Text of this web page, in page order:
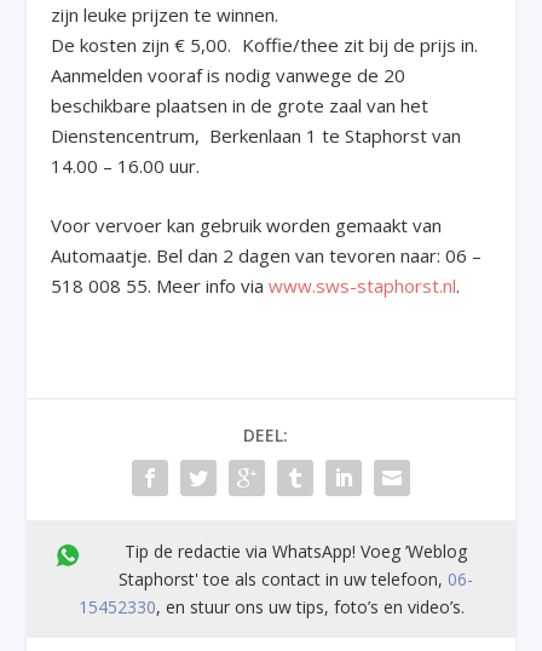
zijn leuke prijzen te winnen.
De kosten zijn € 5,00. Koffie/thee zit bij de prijs in.
Aanmelden vooraf is nodig vanwege de 20
beschikbare plaatsen in de grote zaal van het
Dienstencentrum, Berkenlaan 1 te Staphorst van
14.00 – 16.00 uur.
Voor vervoer kan gebruik worden gemaakt van
Automaatje. Bel dan 2 dagen van tevoren naar: 06 –
518 008 55. Meer info viawww.sws-staphorst.nl.
DEEL:
Tip de redactie via WhatsApp! Voeg ’Weblog
Staphorst' toe als contact in uw telefoon, 06-
15452330, en stuur ons uw tips, foto’s en video’s.